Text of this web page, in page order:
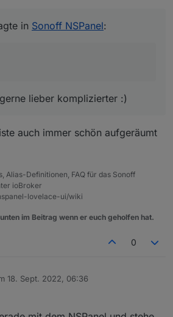
Tom @Armilar
in Sonoff NSPanel:
lieber komplizierter :)
auch immer schön aufgeräumt
Alias-Definitionen, FAQ für das Sonoff
ioBroker
lovelace-ui/wiki
im Beitrag wenn er euch geholfen hat.
0
18. Sept. 2022, 06:36
von